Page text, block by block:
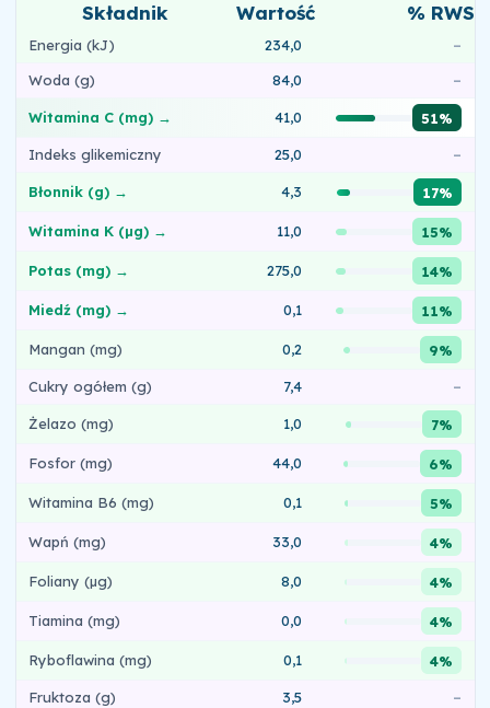
Składnik Wartość % RWS
Energia (kJ) 234,0
–
Woda (g)
84,0 –
Witamina C (mg) → 41,0 51%
Indeks glikemiczny 25,0 –
Błonnik (g) → 4,3 17%
Witamina K (µg) → 11,0 15%
Potas (mg) → 275,0 14%
Miedź (mg) → 0,1 11%
Mangan (mg) 0,2 9%
Cukry ogółem (g) 7,4 –
Żelazo (mg) 1,0 7%
Fosfor (mg) 44,0 6%
Witamina B6 (mg) 0,1 5%
Wapń (mg) 33,0 4%
Foliany (µg) 8,0 4%
Tiamina (mg) 0,0 4%
Ryboflawina (mg) 0,1 4%
Fruktoza (g) 3,5 –